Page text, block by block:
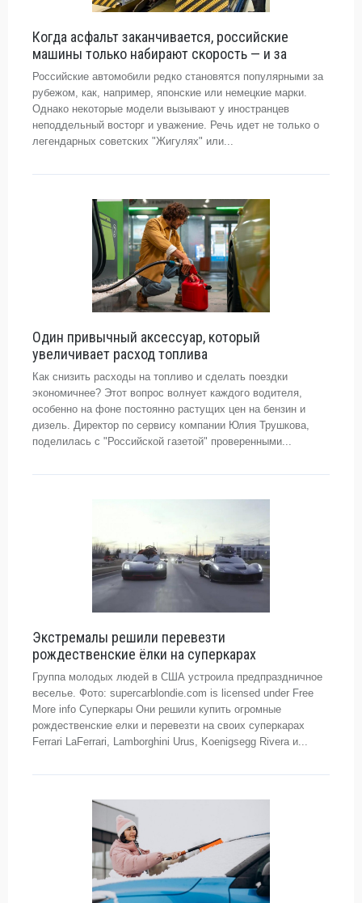
Когда асфальт заканчивается, российские
машины только набирают скорость — и за
Российские автомобили редко становятся популярными за
рубежом, как, например, японские или немецкие марки.
Однако некоторые модели вызывают у иностранцев
неподдельный восторг и уважение. Речь идет не только о
легендарных советских "Жигулях" или...
Один привычный аксессуар, который
увеличивает расход топлива
Как снизить расходы на топливо и сделать поездки
экономичнее? Этот вопрос волнует каждого водителя,
особенно на фоне постоянно растущих цен на бензин и
дизель. Директор по сервису компании Юлия Трушкова,
поделилась с "Российской газетой" проверенными...
Экстремалы решили перевезти
рождественские ёлки на суперкарах
Группа молодых людей в США устроила предпраздничное
веселье. Фото: supercarblondie.com is licensed under Free
More info Суперкары Они решили купить огромные
рождественские елки и перевезти на своих суперкарах
Ferrari LaFerrari, Lamborghini Urus, Koenigsegg Rivera и...